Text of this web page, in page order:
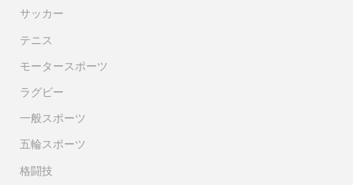
サッカー
テニス
モータースポーツ
ラグビー
一般スポーツ
五輪スポーツ
格闘技